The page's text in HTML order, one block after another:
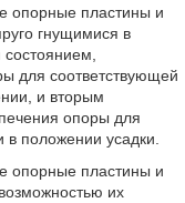
опорные пластины и
гнущимися в
для соответствующей
и вторым
опоры для
в положении усадки.
опорные пластины и
их